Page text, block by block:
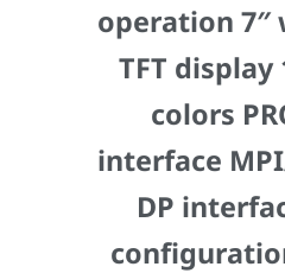
operation 7″
TFT
colors
interface
DP